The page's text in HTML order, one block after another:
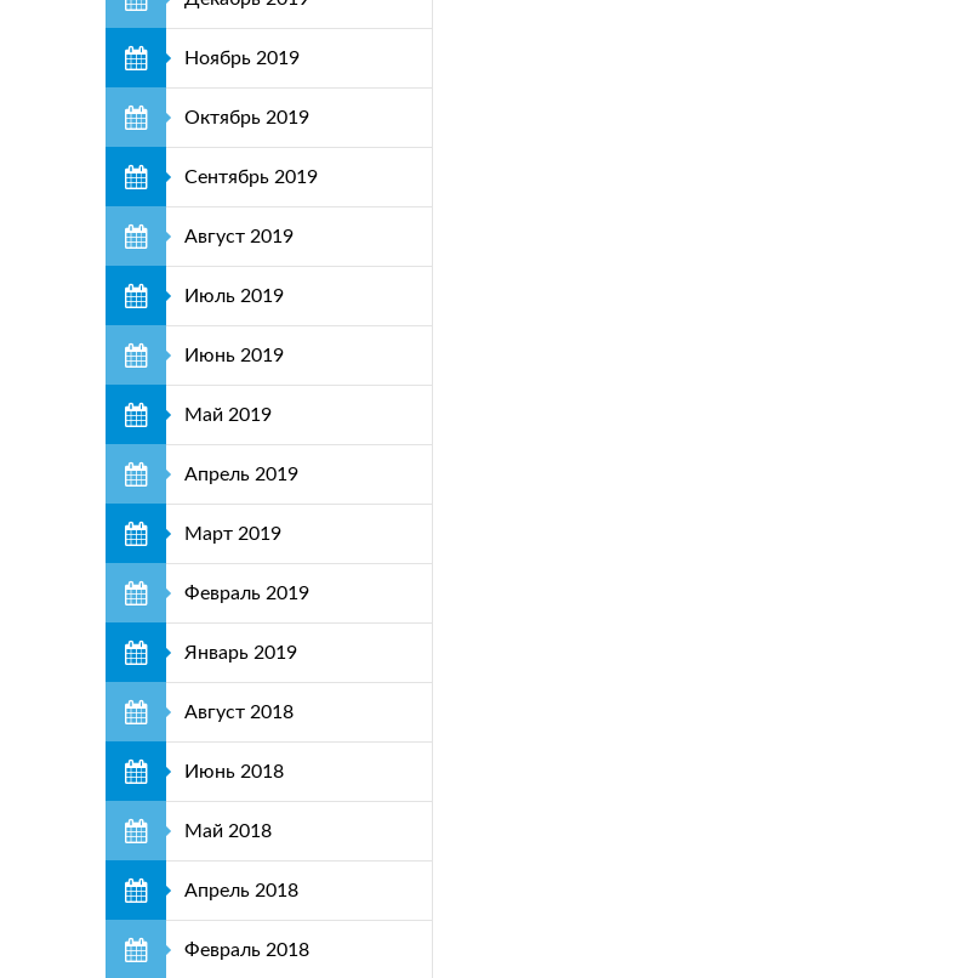
Ноябрь 2019
Октябрь 2019
Сентябрь 2019
Август 2019
Июль 2019
Июнь 2019
Май 2019
Апрель 2019
Март 2019
Февраль 2019
Январь 2019
Август 2018
Июнь 2018
Май 2018
Апрель 2018
Февраль 2018